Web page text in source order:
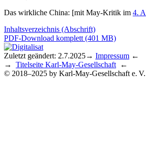
Das wirkliche China: [mit May-Kritik im 4.
Inhaltsverzeichnis (Abschrift)
PDF-Download komplett (401 MB)
Zuletzt geändert: 2.7.2025→ Impressum ←
→ Titelseite Karl-May-Gesellschaft ←
© 2018–2025 by Karl-May-Gesellschaft e. V.